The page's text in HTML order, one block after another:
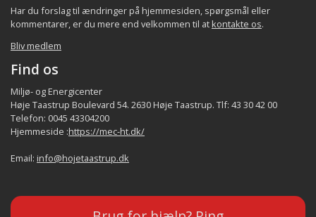
Har du forslag til ændringer på hjemmesiden, spørgsmål eller
kommentarer, er du mere end velkommen til at kontakte os.
Bliv medlem
Find os
Miljø- og Energicenter
Høje Taastrup Boulevard 54. 2630 Høje Taastrup. Tlf: 43 30 42 00
Telefon: 0045 43304200
Hjemmeside :https://mec-ht.dk/
Email: info@hojetaastrup.dk